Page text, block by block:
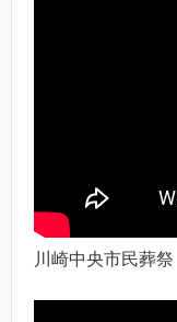
川崎中央市民葬祭